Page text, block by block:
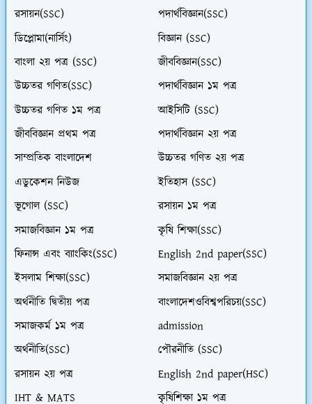
রসায়ন(SSC)
পদার্থবিজ্ঞান(SSC)
ডিপ্লোমা(নার্সিং)
বিজ্ঞান (SSC)
বাংলা ২য় পত্র (SSC)
জীববিজ্ঞান(SSC)
উচ্চতর গণিত(SSC)
পদার্থবিজ্ঞান ১ম পত্র
উচ্চতর গণিত ১ম পত্র
আইসিটি (SSC)
জীববিজ্ঞান প্রথম পত্র
পদার্থবিজ্ঞান ২য় পত্র
সাম্প্রতিক বাংলাদেশ
উচ্চতর গণিত ২য় পত্র
এডুকেশন নিউজ
ইতিহাস (SSC)
ভূগোল (SSC)
রসায়ন ১ম পত্র
সমাজবিজ্ঞান ১ম পত্র
কৃষি শিক্ষা(SSC)
ফিনান্স এবং ব্যাংকিং(SSC)
English 2nd paper(SSC)
ইসলাম শিক্ষা(SSC)
সমাজবিজ্ঞান ২য় পত্র
অর্থনীতি দ্বিতীয় পত্র
বাংলাদেশওবিশ্বপরিচয়(SSC)
সমাজকর্ম ১ম পত্র
admission
অর্থনীতি(SSC)
পৌরনীতি (SSC)
রসায়ন ২য় পত্র
English 2nd paper(HSC)
IHT & MATS
কৃষিশিক্ষা ১ম পত্র